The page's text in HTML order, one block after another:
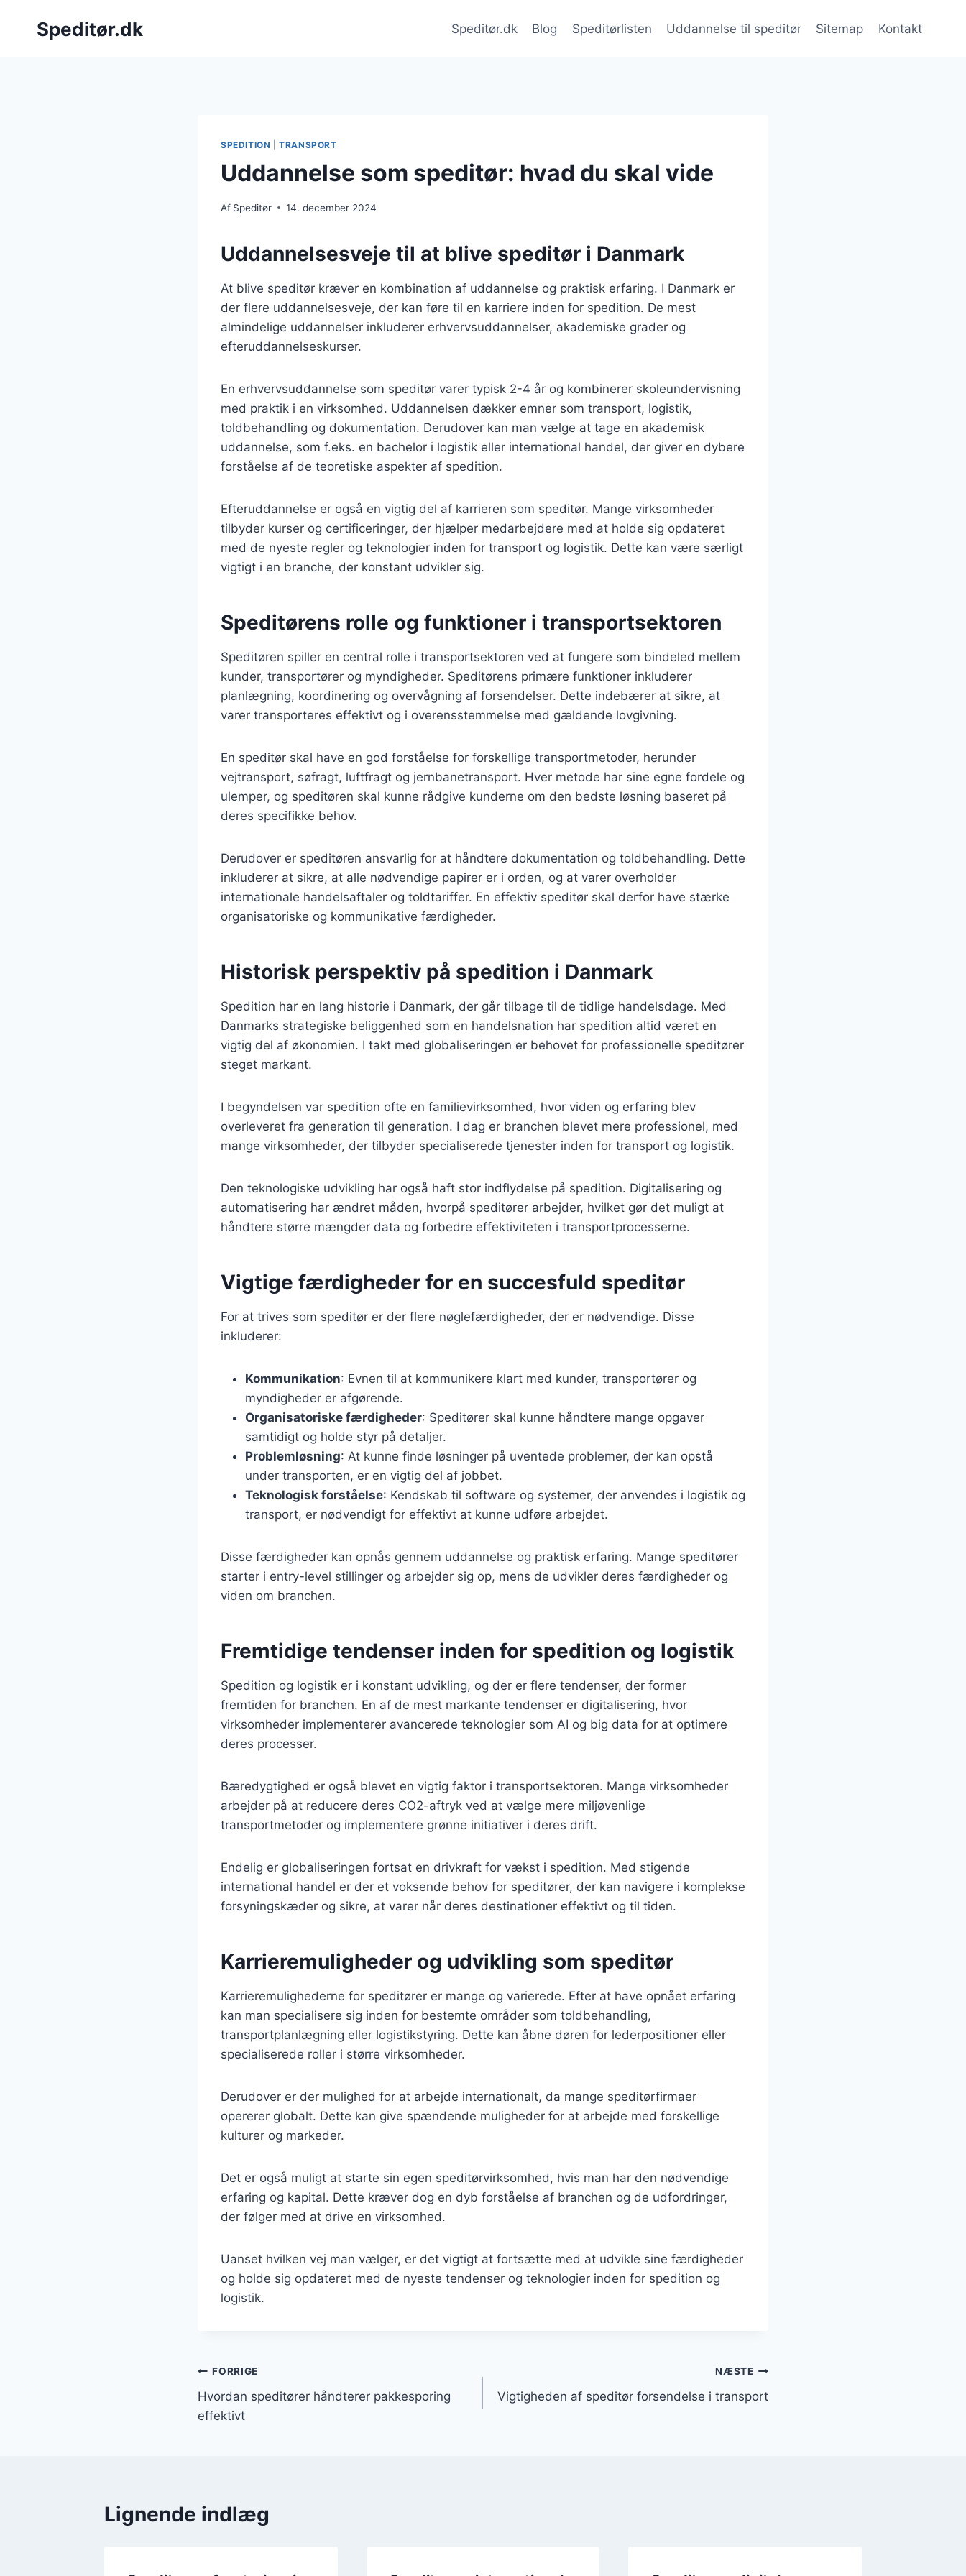
Speditør.dk Speditør.dk Blog Speditørlisten Uddannelse til speditør Sitemap Kontakt
SPEDITION |TRANSPORT
Uddannelse som speditør: hvad du skal vide
Af Speditør 14. december 2024
Uddannelsesveje til at blive speditør i Danmark
At blive speditør kræver en kombination af uddannelse og praktisk erfaring. I Danmark er
der flere uddannelsesveje, der kan føre til en karriere inden for spedition. De mest
almindelige uddannelser inkluderer erhvervsuddannelser, akademiske grader og
efteruddannelseskurser.
En erhvervsuddannelse som speditør varer typisk 2-4 år og kombinerer skoleundervisning
med praktik i en virksomhed. Uddannelsen dækker emner som transport, logistik,
toldbehandling og dokumentation. Derudover kan man vælge at tage en akademisk
uddannelse, som f.eks. en bachelor i logistik eller international handel, der giver en dybere
forståelse af de teoretiske aspekter af spedition.
Efteruddannelse er også en vigtig del af karrieren som speditør. Mange virksomheder
tilbyder kurser og certificeringer, der hjælper medarbejdere med at holde sig opdateret
med de nyeste regler og teknologier inden for transport og logistik. Dette kan være særligt
vigtigt i en branche, der konstant udvikler sig.
Speditørens rolle og funktioner i transportsektoren
Speditøren spiller en central rolle i transportsektoren ved at fungere som bindeled mellem
kunder, transportører og myndigheder. Speditørens primære funktioner inkluderer
planlægning, koordinering og overvågning af forsendelser. Dette indebærer at sikre, at
varer transporteres effektivt og i overensstemmelse med gældende lovgivning.
En speditør skal have en god forståelse for forskellige transportmetoder, herunder
vejtransport, søfragt, luftfragt og jernbanetransport. Hver metode har sine egne fordele og
ulemper, og speditøren skal kunne rådgive kunderne om den bedste løsning baseret på
deres specifikke behov.
Derudover er speditøren ansvarlig for at håndtere dokumentation og toldbehandling. Dette
inkluderer at sikre, at alle nødvendige papirer er i orden, og at varer overholder
internationale handelsaftaler og toldtariffer. En effektiv speditør skal derfor have stærke
organisatoriske og kommunikative færdigheder.
Historisk perspektiv på spedition i Danmark
Spedition har en lang historie i Danmark, der går tilbage til de tidlige handelsdage. Med
Danmarks strategiske beliggenhed som en handelsnation har spedition altid været en
vigtig del af økonomien. I takt med globaliseringen er behovet for professionelle speditører
steget markant.
I begyndelsen var spedition ofte en familievirksomhed, hvor viden og erfaring blev
overleveret fra generation til generation. I dag er branchen blevet mere professionel, med
mange virksomheder, der tilbyder specialiserede tjenester inden for transport og logistik.
Den teknologiske udvikling har også haft stor indflydelse på spedition. Digitalisering og
automatisering har ændret måden, hvorpå speditører arbejder, hvilket gør det muligt at
håndtere større mængder data og forbedre effektiviteten i transportprocesserne.
Vigtige færdigheder for en succesfuld speditør
For at trives som speditør er der flere nøglefærdigheder, der er nødvendige. Disse
inkluderer:
Kommunikation: Evnen til at kommunikere klart med kunder, transportører og
myndigheder er afgørende.
Organisatoriske færdigheder: Speditører skal kunne håndtere mange opgaver
samtidigt og holde styr på detaljer.
Problemløsning: At kunne finde løsninger på uventede problemer, der kan opstå
under transporten, er en vigtig del af jobbet.
Teknologisk forståelse: Kendskab til software og systemer, der anvendes i logistik og
transport, er nødvendigt for effektivt at kunne udføre arbejdet.
Disse færdigheder kan opnås gennem uddannelse og praktisk erfaring. Mange speditører
starter i entry-level stillinger og arbejder sig op, mens de udvikler deres færdigheder og
viden om branchen.
Fremtidige tendenser inden for spedition og logistik
Spedition og logistik er i konstant udvikling, og der er flere tendenser, der former
fremtiden for branchen. En af de mest markante tendenser er digitalisering, hvor
virksomheder implementerer avancerede teknologier som AI og big data for at optimere
deres processer.
Bæredygtighed er også blevet en vigtig faktor i transportsektoren. Mange virksomheder
arbejder på at reducere deres CO2-aftryk ved at vælge mere miljøvenlige
transportmetoder og implementere grønne initiativer i deres drift.
Endelig er globaliseringen fortsat en drivkraft for vækst i spedition. Med stigende
international handel er der et voksende behov for speditører, der kan navigere i komplekse
forsyningskæder og sikre, at varer når deres destinationer effektivt og til tiden.
Karrieremuligheder og udvikling som speditør
Karrieremulighederne for speditører er mange og varierede. Efter at have opnået erfaring
kan man specialisere sig inden for bestemte områder som toldbehandling,
transportplanlægning eller logistikstyring. Dette kan åbne døren for lederpositioner eller
specialiserede roller i større virksomheder.
Derudover er der mulighed for at arbejde internationalt, da mange speditørfirmaer
opererer globalt. Dette kan give spændende muligheder for at arbejde med forskellige
kulturer og markeder.
Det er også muligt at starte sin egen speditørvirksomhed, hvis man har den nødvendige
erfaring og kapital. Dette kræver dog en dyb forståelse af branchen og de udfordringer,
der følger med at drive en virksomhed.
Uanset hvilken vej man vælger, er det vigtigt at fortsætte med at udvikle sine færdigheder
og holde sig opdateret med de nyeste tendenser og teknologier inden for spedition og
logistik.
Indlægsnavigation
FORRIGE
Hvordan speditører håndterer pakkesporing
effektivt
NÆSTE
Vigtigheden af speditør forsendelse i transport
Lignende indlæg